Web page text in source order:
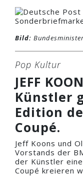
Bild:
Pop Kultur
JEFF
Künstler
Edition
Coupé.
Jeff Koons und
Vorstands der
der Künstler
Coupé kreieren